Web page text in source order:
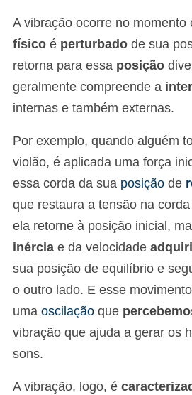
A vibração ocorre no momento
físico é perturbado de sua
retorna para essa posição
geralmente compreende a
internas e também externas.
Por exemplo, quando alguém
violão, é aplicada uma força
essa corda da sua posição de
que restaura a tensão na
ela retorne à posição inicial,
inércia e da velocidade
sua posição de equilíbrio e
o outro lado. E esse
uma oscilação que
vibração que ajuda a gerar os
sons.
A vibração, logo, é